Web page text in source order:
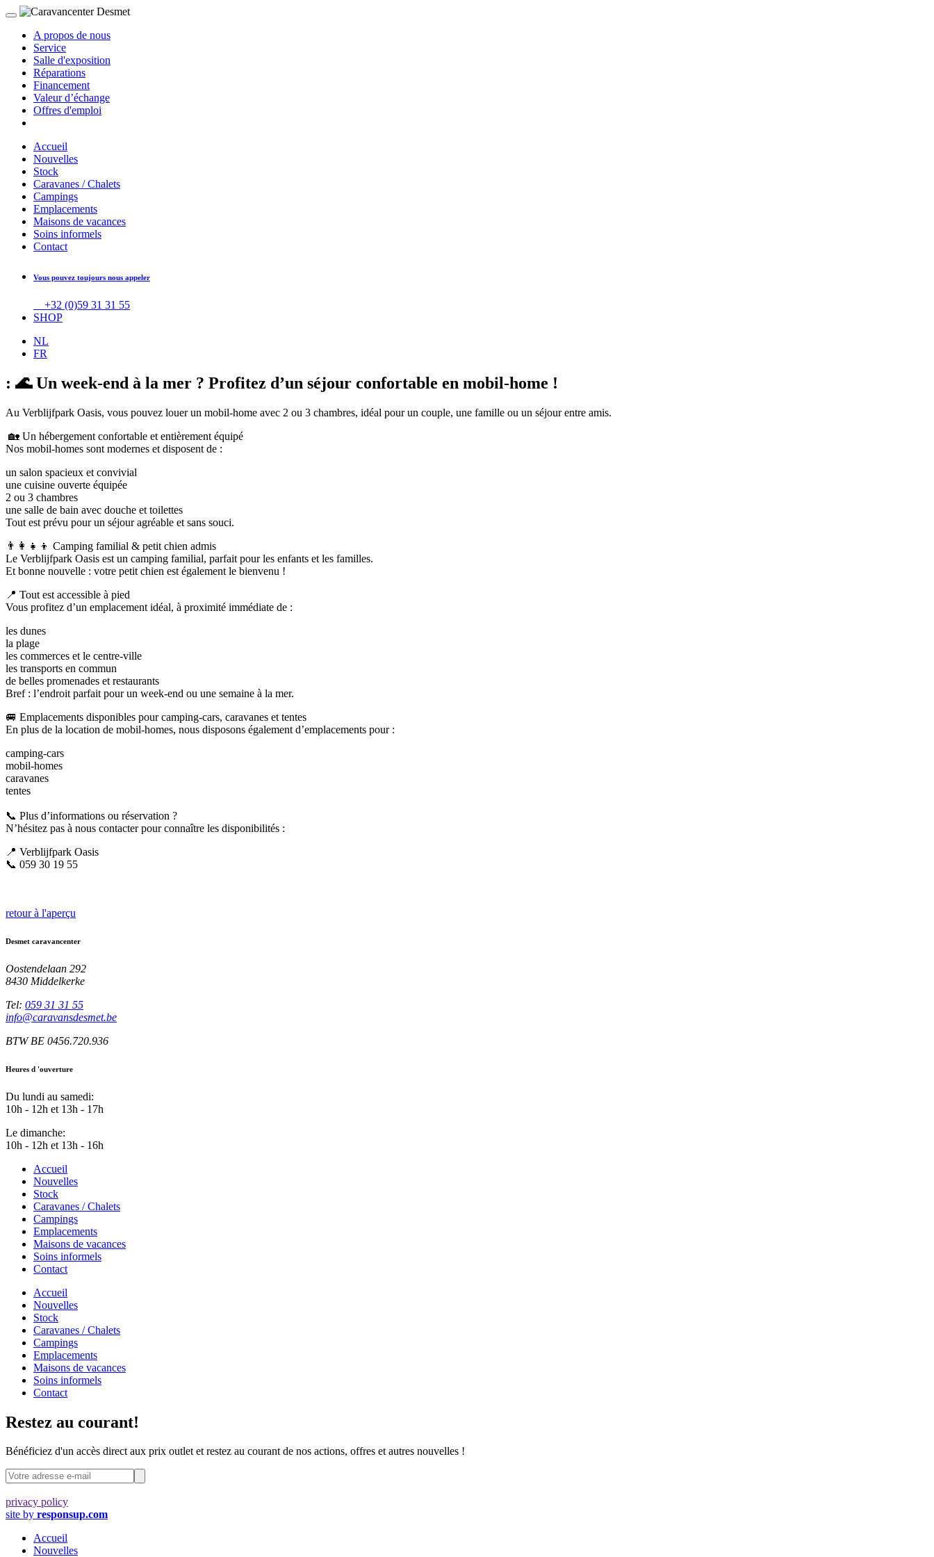
A propos de nous
Service
Salle d'exposition
Réparations
Financement
Valeur d’échange
Offres d'emploi
Accueil
Nouvelles
Stock
Caravanes / Chalets
Campings
Emplacements
Maisons de vacances
Soins informels
Contact
Vous pouvez toujours nous appeler
+32 (0)59 31 31 55
SHOP
NL
FR
: 🌊 Un week-end à la mer ? Profitez d’un séjour confortable en mobil-home !
Au Verblijfpark Oasis, vous pouvez louer un mobil-home avec 2 ou 3 chambres, idéal pour un couple, une famille ou un séjour entre amis.
🏡 Un hébergement confortable et entièrement équipé
Nos mobil-homes sont modernes et disposent de :
un salon spacieux et convivial
une cuisine ouverte équipée
2 ou 3 chambres
une salle de bain avec douche et toilettes
Tout est prévu pour un séjour agréable et sans souci.
👨‍👩‍👧‍👦 Camping familial & petit chien admis
Le Verblijfpark Oasis est un camping familial, parfait pour les enfants et les familles.
Et bonne nouvelle : votre petit chien est également le bienvenu !
📍 Tout est accessible à pied
Vous profitez d’un emplacement idéal, à proximité immédiate de :
les dunes
la plage
les commerces et le centre-ville
les transports en commun
de belles promenades et restaurants
Bref : l’endroit parfait pour un week-end ou une semaine à la mer.
🚐 Emplacements disponibles pour camping-cars, caravanes et tentes
En plus de la location de mobil-homes, nous disposons également d’emplacements pour :
camping-cars
mobil-homes
caravanes
tentes
📞 Plus d’informations ou réservation ?
N’hésitez pas à nous contacter pour connaître les disponibilités :
📍 Verblijfpark Oasis
📞 059 30 19 55
retour à l'aperçu
Desmet caravancenter
Oostendelaan 292
8430 Middelkerke
Tel: 059 31 31 55
info@caravansdesmet.be
BTW BE 0456.720.936
Heures d 'ouverture
Du lundi au samedi:
10h - 12h et 13h - 17h
Le dimanche:
10h - 12h et 13h - 16h
Accueil
Nouvelles
Stock
Caravanes / Chalets
Campings
Emplacements
Maisons de vacances
Soins informels
Contact
Accueil
Nouvelles
Stock
Caravanes / Chalets
Campings
Emplacements
Maisons de vacances
Soins informels
Contact
Restez au courant!
Bénéficiez d'un accès direct aux prix outlet et restez au courant de nos actions, offres et autres nouvelles !
privacy policy
site by responsup.com
Accueil
Nouvelles